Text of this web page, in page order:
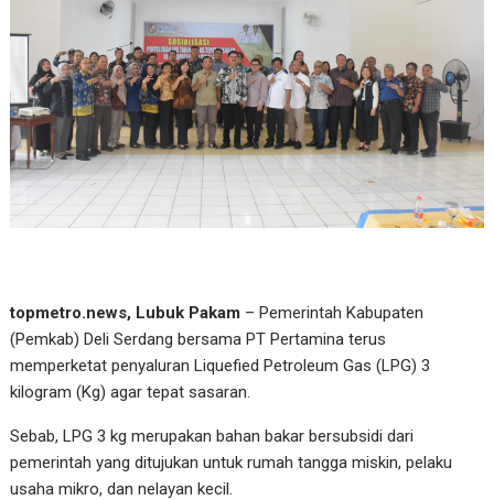
topmetro.news, Lubuk Pakam – Pemerintah Kabupaten
(Pemkab) Deli Serdang bersama PT Pertamina terus
memperketat penyaluran Liquefied Petroleum Gas (LPG) 3
kilogram (Kg) agar tepat sasaran.
Sebab, LPG 3 kg merupakan bahan bakar bersubsidi dari
pemerintah yang ditujukan untuk rumah tangga miskin, pelaku
usaha mikro, dan nelayan kecil.